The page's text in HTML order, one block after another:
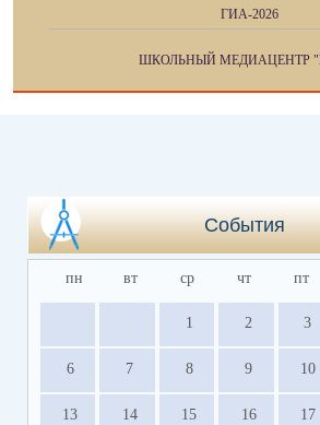
ГИА-2026
ШКОЛЬНЫЙ МЕДИАЦЕНТР
События
пн вт ср чт пт
1 2 3
6 7 8 9 10
13 14 15 16 17